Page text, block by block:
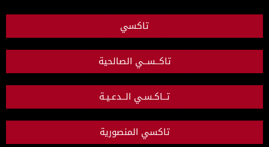
تاكسي
تاكــســي الصالحية
تــاكـسـي الــدعـيـة
تاكسي المنصورية